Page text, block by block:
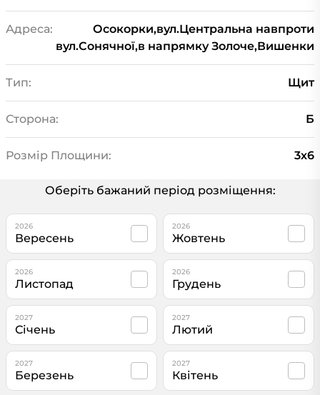
Адреса:
Осокорки,вул.Центральна навпроти
вул.Сонячної,в напрямку Золоче,Вишенки
Тип: Щит
Сторона: Б
Розмір Площини: 3х6
Оберіть бажаний період розміщення:
2026
Вересень
2026
Жовтень
2026
Листопад
2026
Грудень
2027
Січень
2027
Лютий
2027
Березень
2027
Квітень